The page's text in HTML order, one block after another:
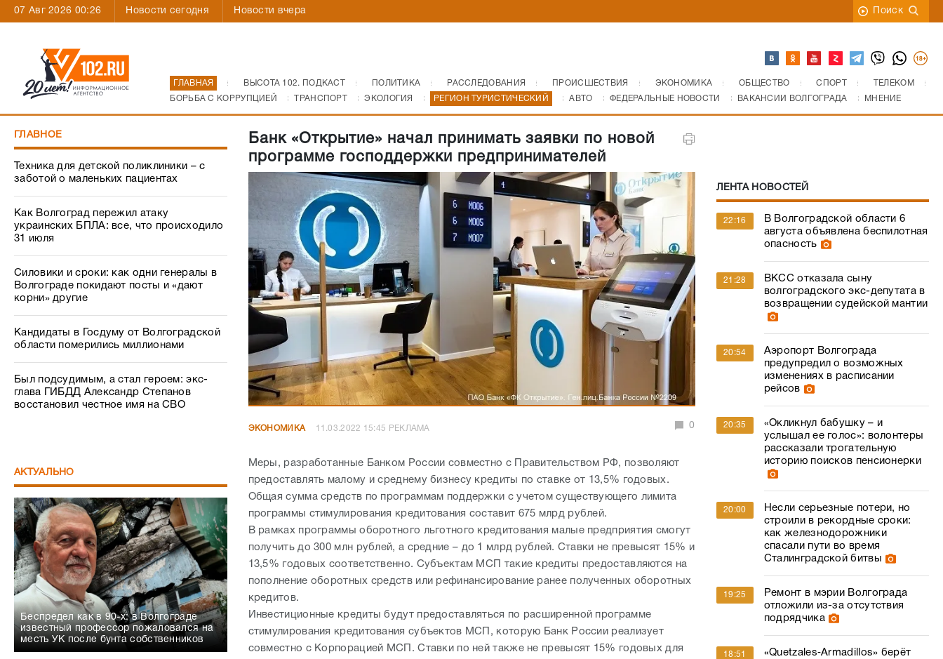
07 Авг 2026 00:26 Новости сегодня Новости вчера Поиск
ГЛАВНАЯ ВЫСОТА 102. ПОДКАСТ ПОЛИТИКА РАССЛЕДОВАНИЯ ПРОИСШЕСТВИЯ ЭКОНОМИКА ОБЩЕСТВО СПОРТ
ТЕЛЕКОМ
БОРЬБА С КОРРУПЦИЕЙ
ТРАНСПОРТ ЭКОЛОГИЯ РЕГИОН ТУРИСТИЧЕСКИЙ АВТО ФЕДЕРАЛЬНЫЕ НОВОСТИ ВАКАНСИИ ВОЛГОГРАДА МНЕНИЕ
ГЛАВНОЕ
Техника для детской поликлиники – с
заботой о маленьких пациентах
Как Волгоград пережил атаку
украинских БПЛА: все, что происходило
31 июля
Силовики и сроки: как одни генералы в
Волгограде покидают посты и «дают
корни» другие
Кандидаты в Госдуму от Волгоградской
области померились миллионами
Был подсудимым, а стал героем: экс-
глава ГИБДД Александр Степанов
восстановил честное имя на СВО
АКТУАЛЬНО
Беспредел как в 90-х: в Волгограде
известный профессор пожаловался на
месть УК после бунта собственников
Банк «Открытие» начал принимать заявки по новой
программе господдержки предпринимателей
ЭКОНОМИКА 11.03.2022 15:45 РЕКЛАМА 0
Меры, разработанные Банком России совместно с Правительством РФ, позволяют
предоставлять малому и среднему бизнесу кредиты по ставке от 13,5% годовых.
Общая сумма средств по программам поддержки с учетом существующего лимита
программы стимулирования кредитования составит 675 млрд рублей.
В рамках программы оборотного льготного кредитования малые предприятия смогут
получить до 300 млн рублей, а средние – до 1 млрд рублей. Ставки не превысят 15% и
13,5% годовых соответственно. Субъектам МСП такие кредиты предоставляются на
пополнение оборотных средств или рефинансирование ранее полученных оборотных
кредитов.
Инвестиционные кредиты будут предоставляться по расширенной программе
стимулирования кредитования субъектов МСП, которую Банк России реализует
совместно с Корпорацией МСП. Ставки по ней также не превысят 15% годовых для
ЛЕНТА НОВОСТЕЙ
22:16
В Волгоградской области 6
августа объявлена беспилотная
опасность
21:28
ВКСС отказала сыну
волгоградского экс-депутата в
возвращении судейской мантии
20:54
Аэропорт Волгограда
предупредил о возможных
изменениях в расписании
рейсов
20:35
«Окликнул бабушку – и
услышал ее голос»: волонтеры
рассказали трогательную
историю поисков пенсионерки
20:00
Несли серьезные потери, но
строили в рекордные сроки:
как железнодорожники
спасали пути во время
Сталинградской битвы
19:25
Ремонт в мэрии Волгограда
отложили из-за отсутствия
подрядчика
18:51
«Quetzales‑Armadillos» берёт